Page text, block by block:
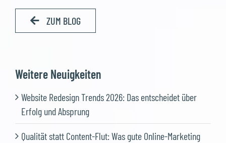
ZUM BLOG
Weitere Neuigkeiten
Website Redesign Trends 2026: Das entscheidet über
Erfolg und Absprung
Qualität statt Content-Flut: Was gute Online-Marketing